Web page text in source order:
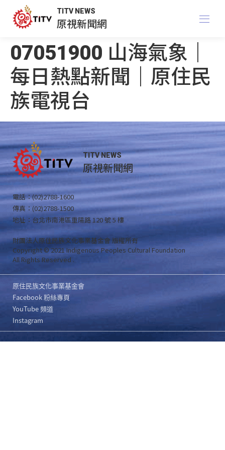
TITV NEWS
原視新聞網
07051900 山海氣象｜
每日熱點新聞｜原住民
族電視台
TITV NEWS
原視新聞網
電話：(02)2788-1600
傳真：(02)2788-1500
地址：台北市南港區重陽路 120 號 5 樓
財團法人原住民族文化事業基金會 版權所有
Copyright © 2021 Indigenous Peoples Cultural Foundation
All Rights Reserved .
原住民族文化事業基金會
Facebook 粉絲專頁
YouTube 頻道
Instagram